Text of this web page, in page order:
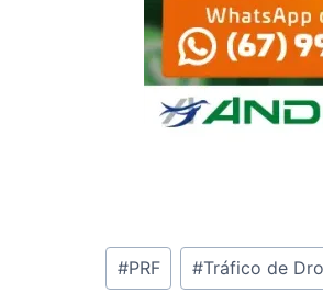
Tags
do
#PRF #Tráfico de